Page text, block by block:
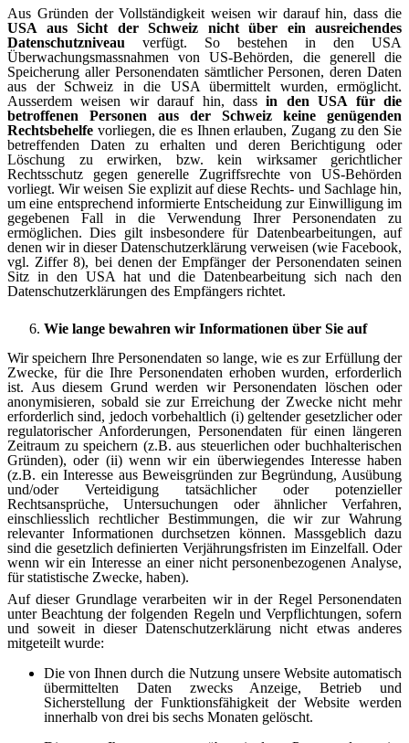
Aus Gründen der Vollständigkeit weisen wir darauf hin, dass die
USA aus Sicht der Schweiz nicht über ein ausreichendes
Datenschutzniveau verfügt. So bestehen in den USA
Überwachungsmassnahmen von US-Behörden, die generell die
Speicherung aller Personendaten sämtlicher Personen, deren Daten
aus der Schweiz in die USA übermittelt wurden, ermöglicht.
Ausserdem weisen wir darauf hin, dassin den USA für die
betroffenen Personen aus der Schweiz keine genügenden
Rechtsbehelfe vorliegen, die es Ihnen erlauben, Zugang zu den Sie
betreffenden Daten zu erhalten und deren Berichtigung oder
Löschung zu erwirken, bzw. kein wirksamer gerichtlicher
Rechtsschutz gegen generelle Zugriffsrechte von US-Behörden
vorliegt. Wir weisen Sie explizit auf diese Rechts- und Sachlage hin,
um eine entsprechend informierte Entscheidung zur Einwilligung im
gegebenen Fall in die Verwendung Ihrer Personendaten zu
ermöglichen. Dies gilt insbesondere für Datenbearbeitungen, auf
denen wir in dieser Datenschutzerklärung verweisen (wie Facebook,
vgl. Ziffer 8), bei denen der Empfänger der Personendaten seinen
Sitz in den USA hat und die Datenbearbeitung sich nach den
Datenschutzerklärungen des Empfängers richtet.
Wie lange bewahren wir Informationen über Sie auf
Wir speichern Ihre Personendaten so lange, wie es zur Erfüllung der
Zwecke, für die Ihre Personendaten erhoben wurden, erforderlich
ist. Aus diesem Grund werden wir Personendaten löschen oder
anonymisieren, sobald sie zur Erreichung der Zwecke nicht mehr
erforderlich sind, jedoch vorbehaltlich (i) geltender gesetzlicher oder
regulatorischer Anforderungen, Personendaten für einen längeren
Zeitraum zu speichern (z.B. aus steuerlichen oder buchhalterischen
Gründen), oder (ii) wenn wir ein überwiegendes Interesse haben
(z.B. ein Interesse aus Beweisgründen zur Begründung, Ausübung
und/oder Verteidigung tatsächlicher oder potenzieller
Rechtsansprüche, Untersuchungen oder ähnlicher Verfahren,
einschliesslich rechtlicher Bestimmungen, die wir zur Wahrung
relevanter Informationen durchsetzen können. Massgeblich dazu
sind die gesetzlich definierten Verjährungsfristen im Einzelfall. Oder
wenn wir ein Interesse an einer nicht personenbezogenen Analyse,
für statistische Zwecke, haben).
Auf dieser Grundlage verarbeiten wir in der Regel Personendaten
unter Beachtung der folgenden Regeln und Verpflichtungen, sofern
und soweit in dieser Datenschutzerklärung nicht etwas anderes
mitgeteilt wurde:
Die von Ihnen durch die Nutzung unsere Website automatisch
übermittelten Daten zwecks Anzeige, Betrieb und
Sicherstellung der Funktionsfähigkeit der Website werden
innerhalb von drei bis sechs Monaten gelöscht.